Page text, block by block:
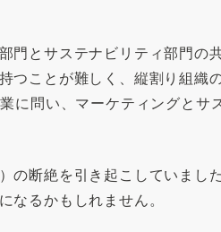
門とサステナビリティ部門の
つことが難しく、縦割り組織
問い、マーケティングとサ
の断絶を引き起こしていまし
るかもしれません。